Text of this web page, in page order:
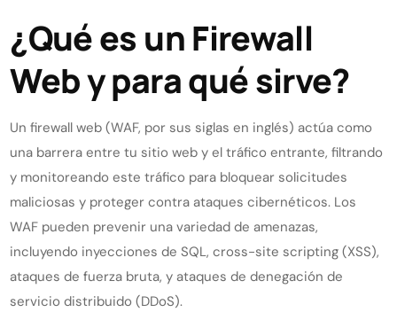
¿Qué es un Firewall
Web y para qué sirve?
Un firewall web (WAF, por sus siglas en inglés) actúa como
una barrera entre tu sitio web y el tráfico entrante, filtrando
y monitoreando este tráfico para bloquear solicitudes
maliciosas y proteger contra ataques cibernéticos. Los
WAF pueden prevenir una variedad de amenazas,
incluyendo inyecciones de SQL, cross-site scripting (XSS),
ataques de fuerza bruta, y ataques de denegación de
servicio distribuido (DDoS).